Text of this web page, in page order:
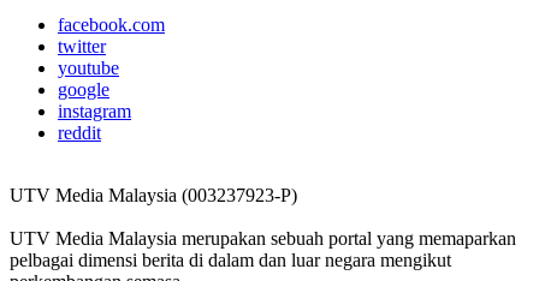
facebook.com
twitter
youtube
google
instagram
reddit
UTV Media Malaysia (003237923-P)
UTV Media Malaysia merupakan sebuah portal yang memaparkan
pelbagai dimensi berita di dalam dan luar negara mengikut